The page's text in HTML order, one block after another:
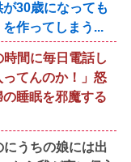
30歳になっても
を作ってしまう...
間に毎日電話し
てんのか！」怒
睡眠を邪魔する
うちの娘には出